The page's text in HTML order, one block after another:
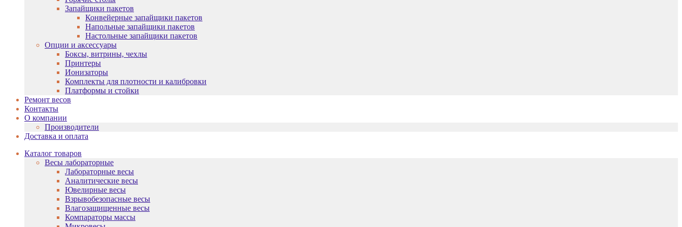
Запайщики пакетов
Конвейерные запайщики пакетов
Напольные запайщики пакетов
Настольные запайщики пакетов
Опции и аксессуары
Боксы, витрины, чехлы
Принтеры
Ионизаторы
Комплекты для плотности и калибровки
Платформы и стойки
Ремонт весов
Контакты
О компании
Производители
Доставка и оплата
Каталог товаров
Весы лабораторные
Лабораторные весы
Аналитические весы
Ювелирные весы
Взрывобезопасные весы
Влагозащищенные весы
Компараторы массы